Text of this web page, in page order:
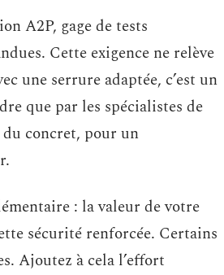
A2P, gage de tests
Cette exigence ne relève
une serrure adaptée, c’est un
que par les spécialistes de
du concret, pour un
: la valeur de votre
sécurité renforcée. Certains
Ajoutez à cela l’effort